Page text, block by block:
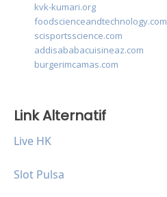
kvk-kumari.org
foodscienceandtechnology.com
scisportsscience.com
addisababacuisineaz.com
burgerimcamas.com
Link Alternatif
Live HK
Slot Pulsa